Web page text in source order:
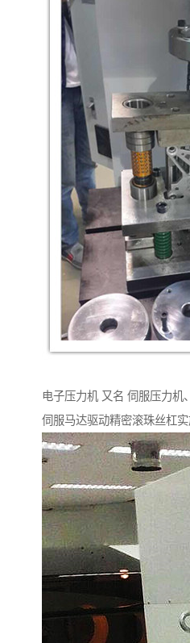
电子压力机 又名 伺服压力机
伺服马达驱动精密滚珠丝杠实